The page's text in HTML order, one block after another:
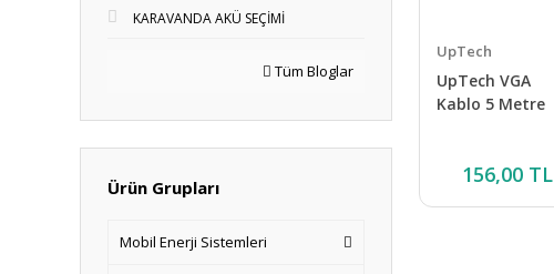
KARAVANDA AKÜ SEÇİMİ
Tüm Bloglar
Ürün Grupları
Mobil Enerji Sistemleri
UpTech
UpTech VGA
Kablo 5 Metre
156,00 TL